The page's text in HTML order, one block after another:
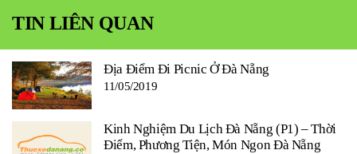
TIN LIÊN QUAN
Địa Điểm Đi Picnic Ở Đà Nẵng
11/05/2019
Kinh Nghiệm Du Lịch Đà Nẵng (P1) – Thời
Điểm, Phương Tiện, Món Ngon Đà Nẵng